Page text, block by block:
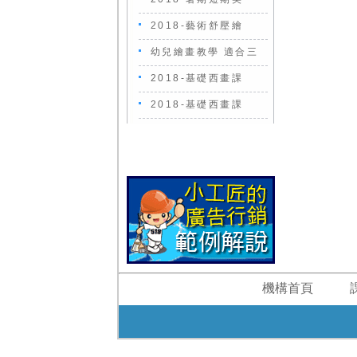
2018-藝術舒壓繪
幼兒繪畫教學 適合三
2018-基礎西畫課
2018-基礎西畫課
機構首頁